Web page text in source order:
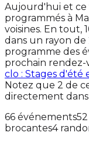
Aujourd'hui et ce
programmés à
voisines. En tout,
dans un rayon
programme des
prochain rendez-
clo : Stages d'été
Notez que 2 de
directement
66 événements
brocantes4